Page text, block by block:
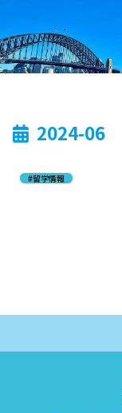
2024-06
#留学情報